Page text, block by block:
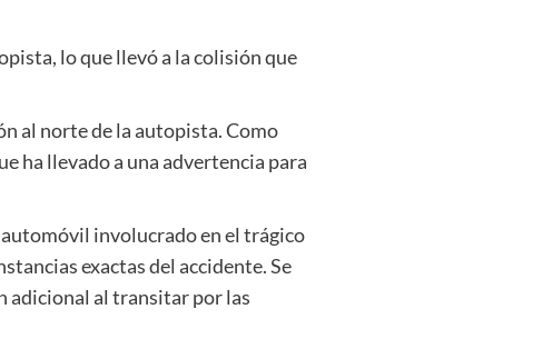
lo que llevó a la colisión que
al norte de la autopista. Como
ha llevado a una advertencia para
involucrado en el trágico
exactas del accidente. Se
adicional al transitar por las